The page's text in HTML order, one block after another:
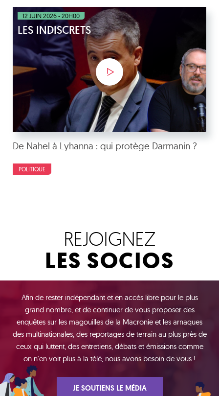
12 JUIN 2026 - 20H00
LES INDISCRETS
De Nahel à Lyhanna : qui protège Darmanin ?
POLITIQUE
REJOIGNEZ
LES SOCIOS
Afin de rester indépendant et en accès libre pour le plus
grand nombre, et de continuer de vous proposer des
enquêtes sur les magouilles de la Macronie et les arnaques
des multinationales, des reportages de terrain au plus près de
ceux qui luttent, des entretiens, débats et émissions comme
on n'en voit plus à la télé, nous avons besoin de vous !
JE SOUTIENS LE MÉDIA